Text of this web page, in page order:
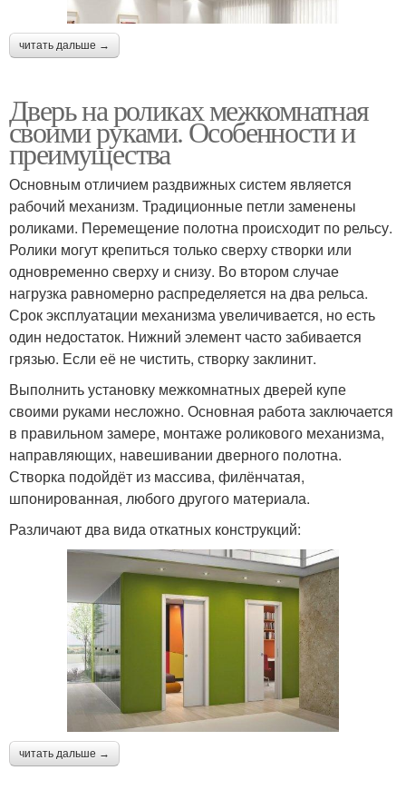
читать дальше →
Дверь на роликах межкомнатная
своими руками. Особенности и
преимущества
Основным отличием раздвижных систем является
рабочий механизм. Традиционные петли заменены
роликами. Перемещение полотна происходит по рельсу.
Ролики могут крепиться только сверху створки или
одновременно сверху и снизу. Во втором случае
нагрузка равномерно распределяется на два рельса.
Срок эксплуатации механизма увеличивается, но есть
один недостаток. Нижний элемент часто забивается
грязью. Если её не чистить, створку заклинит.
Выполнить установку межкомнатных дверей купе
своими руками несложно. Основная работа заключается
в правильном замере, монтаже роликового механизма,
направляющих, навешивании дверного полотна.
Створка подойдёт из массива, филёнчатая,
шпонированная, любого другого материала.
Различают два вида откатных конструкций:
читать дальше →